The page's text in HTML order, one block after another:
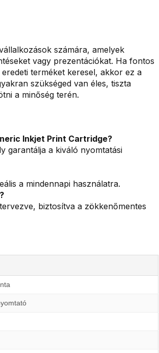
számára, amelyek
vagy prezentációkat. Ha fontos
terméket keresel, akkor ez a
szükséged van éles, tiszta
a minőség terén.
Inkjet Print Cartridge?
garantálja a kiváló nyomtatási
a mindennapi használatra.
biztosítva a zökkenőmentes